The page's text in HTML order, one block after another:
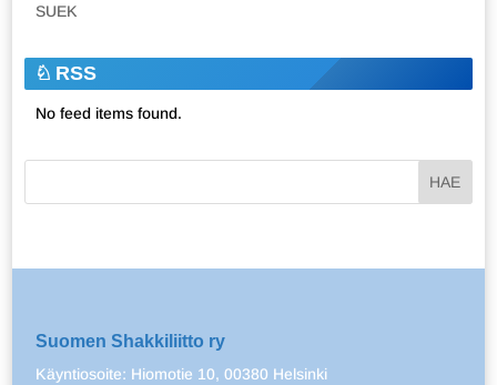
SUEK
RSS
No feed items found.
Suomen Shakkiliitto ry
Käyntiosoite: Hiomotie 10, 00380 Helsinki